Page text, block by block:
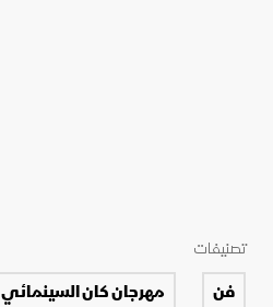
تصنيفات
فن مهرجان كان السينمائي